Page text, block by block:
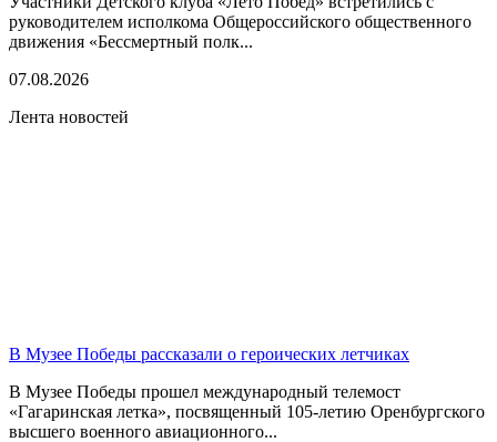
руководителем исполкома Общероссийского общественного
движения «Бессмертный полк...
07.08.2026
Лента новостей
В Музее Победы рассказали о героических летчиках
В Музее Победы прошел международный телемост
«Гагаринская летка», посвященный 105-летию Оренбургского
высшего военного авиационного...